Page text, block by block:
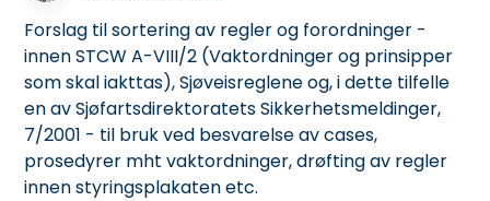
Forslag til sortering av regler og forordninger -
innen STCW A-VIII/2 (Vaktordninger og prinsipper
som skal iakttas), Sjøveisreglene og, i dette tilfelle
en av Sjøfartsdirektoratets Sikkerhetsmeldinger,
7/2001 - til bruk ved besvarelse av cases,
prosedyrer mht vaktordninger, drøfting av regler
innen styringsplakaten etc.